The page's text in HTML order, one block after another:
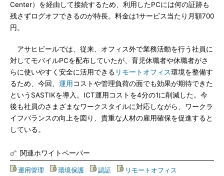
Center）を経由して接続するため、利用したPCには何の証跡も
残さずログオフできるのが特長。料金は1サービス当たり月額700
円。
アサヒビールでは、従来、オフィス外で業務活動を行う社員に
対してモバイルPCを配布していたが、育児休職者や休職者がさ
らに使いやすく安全に活用できる リモートオフィス環境を整備す
るため、今回、 運用 コストや管理負荷の面でも効果が期待できた
というSASTIKを導入。ICT運用コストを4分の1に削減した。今
後も社員のさまざまなワークスタイルに対応しながら、ワークラ
イフバランスの向上を図り、貴重な人材の雇用確保を促進すると
している。
関連ホワイトペーパー
運用管理 環境保護 認証 リモートオフィス